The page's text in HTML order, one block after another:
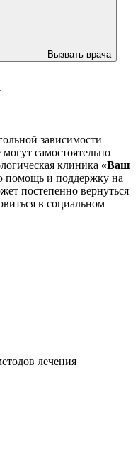
Вызвать врача
зависимости
самостоятельно
клиника «Ваш
помощь и поддержку на
постепенно вернуться
в социальном
лечения